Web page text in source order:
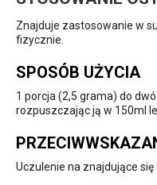
Znajduje zastosowanie w
fizycznie.
SPOSÓB UŻYCIA
1 porcja (2,5 grama) do
rozpuszczając ją w 150ml
Uczulenie na znajdujące się